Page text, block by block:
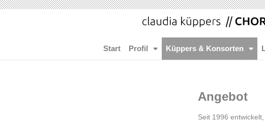
Start Profil Küppers & Konsorten
Angebot
Seit 1996